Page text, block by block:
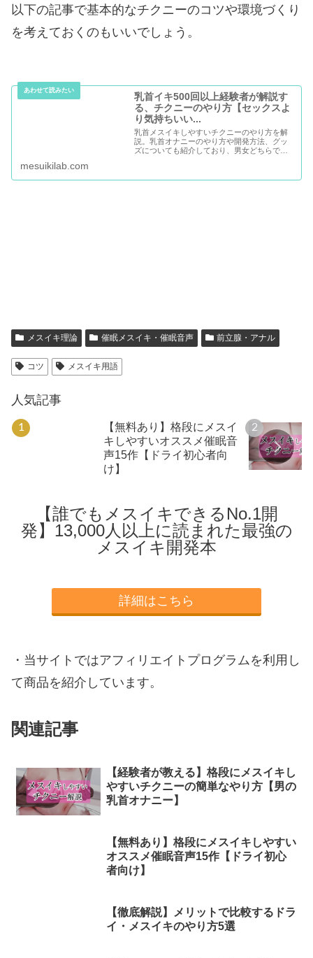
以下の記事で基本的なチクニーのコツや環境づくり
を考えておくのもいいでしょう。
乳首イキ500回以上経験者が解説す
る、チクニーのやり方【セックスよ
り気持ちいい...
乳首メスイキしやすいチクニーのやり方を解
説。乳首オナニーのやり方や開発方法、グッ
ズについても紹介しており、男女どちらでも
mesuikilab.com
メスイキ理論 催眠メスイキ・催眠音声 前立腺・アナル
コツ メスイキ用語
人気記事
【無料あり】格段にメスイ
キしやすいオススメ催眠音
声15作【ドライ初心者向
け】
【誰でもメスイキできるNo.1開
発】13,000人以上に読まれた最強の
メスイキ開発本
詳細はこちら
・当サイトではアフィリエイトプログラムを利用し
て商品を紹介しています。
関連記事
【経験者が教える】格段にメスイキし
やすいチクニーの簡単なやり方【男の
乳首オナニー】
【無料あり】格段にメスイキしやすい
オススメ催眠音声15作【ドライ初心
者向け】
【徹底解説】メリットで比較するドラ
イ・メスイキのやり方5選